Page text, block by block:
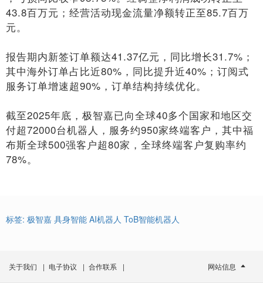
43.8百万元；经营活动现金流量净额转正至85.7百万
元。
报告期内新签订单额达41.37亿元，同比增长31.7%；
其中海外订单占比近80%，同比提升近40%；订阅式
服务订单增速超90%，订单结构持续优化。
截至2025年底，极智嘉已向全球40多个国家和地区交
付超72000台机器人，服务约950家终端客户，其中福
布斯全球500强客户超80家，全球终端客户复购率约
78%。
标签: 极智嘉 具身智能 AI机器人 ToB智能机器人
关于我们 | 电子协议 | 合作联系 | 网站信息